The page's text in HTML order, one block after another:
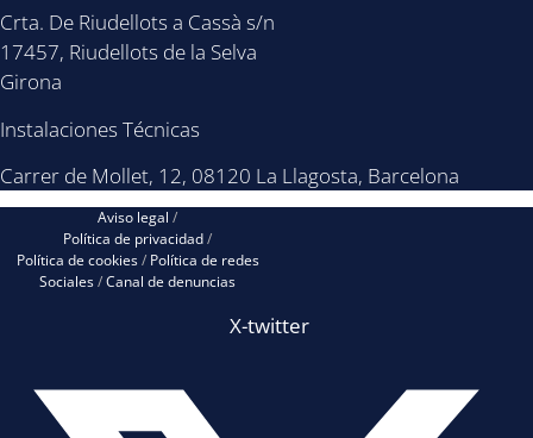
Crta. De Riudellots a Cassà s/n
17457, Riudellots de la Selva
Girona
Instalaciones Técnicas
Carrer de Mollet, 12, 08120 La Llagosta, Barcelona
Aviso legal /
Política de privacidad/
Política de cookies/Política de redes
Sociales/Canal de denuncias
X-twitter